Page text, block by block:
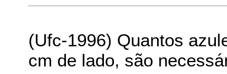
(Ufc-1996) Quantos
cm de lado, são